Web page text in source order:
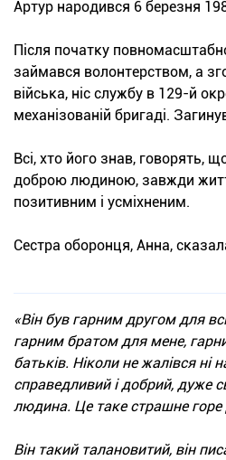
Артур народився 6 березня
Після початку
займався волонтерством, а
війська, ніс службу в 129-й
механізованій бригаді.
Всі, хто його знав, говорять,
доброю людиною, завжди
позитивним і усміхненим.
Сестра оборонця, Анна,
«Він був гарним другом для
гарним братом для мене,
батьків. Ніколи не жалівся ні
справедливий і добрий, дуже
людина. Це таке страшне горе
Він такий талановитий, він